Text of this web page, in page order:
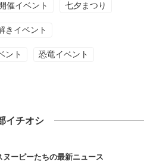
催イベント 七夕まつり
きイベント
ント 恐竜イベント
イチオシ
ヌーピーたちの最新ニュース